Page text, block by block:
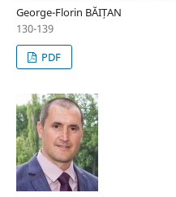
George-Florin BĂIȚAN
130-139
PDF